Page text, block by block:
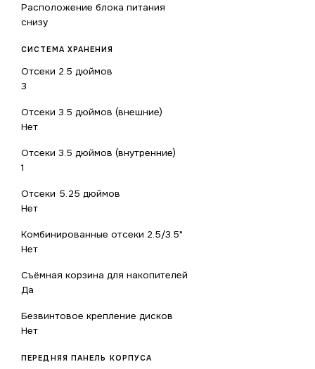
Расположение блока питания
снизу
СИСТЕМА ХРАНЕНИЯ
Отсеки 2.5 дюймов
3
Отсеки 3.5 дюймов (внешние)
Нет
Отсеки 3.5 дюймов (внутренние)
1
Отсеки 5.25 дюймов
Нет
Комбинированные отсеки 2.5/3.5"
Нет
Съёмная корзина для накопителей
Да
Безвинтовое крепление дисков
Нет
ПЕРЕДНЯЯ ПАНЕЛЬ КОРПУСА